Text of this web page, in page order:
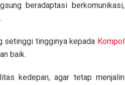
beradaptasi berkomunikasi,
setinggi tingginya kepada Kompol
baik.
kedepan, agar tetap menjalin